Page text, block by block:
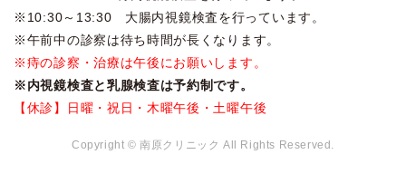
※10:30～13:30 大腸内視鏡検査を行っています。
※午前中の診察は待ち時間が長くなります。
※痔の診察・治療は午後にお願いします。
※内視鏡検査と乳腺検査は予約制です。
【休診】日曜・祝日・木曜午後・土曜午後
Copyright © 南原クリニック All Rights Reserved.